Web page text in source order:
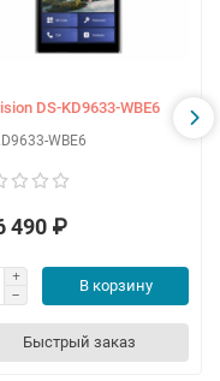
DS-KD9633-WBE6
WBE6
490 ₽
В корзину
Быстрый заказ